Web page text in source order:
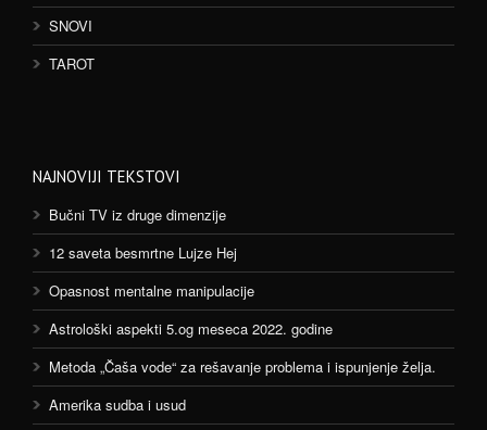
SNOVI
TAROT
NAJNOVIJI TEKSTOVI
Bučni TV iz druge dimenzije
12 saveta besmrtne Lujze Hej
Opasnost mentalne manipulacije
Astrološki aspekti 5.og meseca 2022. godine
Metoda „Čaša vode“ za rešavanje problema i ispunjenje želja.
Amerika sudba i usud